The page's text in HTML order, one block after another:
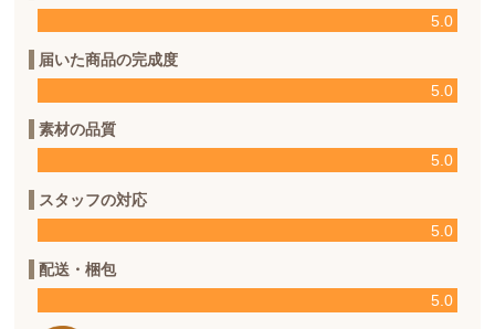
5.0
届いた商品の完成度
5.0
素材の品質
5.0
スタッフの対応
5.0
配送・梱包
5.0